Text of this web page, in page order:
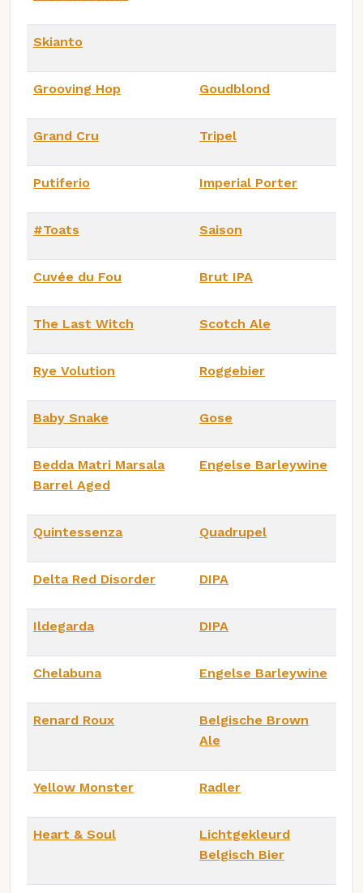
Skianto
Grooving Hop Goudblond
Grand Cru Tripel
Putiferio Imperial Porter
#Toats Saison
Cuvée du Fou Brut IPA
The Last Witch Scotch Ale
Rye Volution Roggebier
Baby Snake Gose
Bedda Matri Marsala
Barrel Aged
Engelse Barleywine
Quintessenza Quadrupel
Delta Red Disorder DIPA
Ildegarda DIPA
Chelabuna Engelse Barleywine
Renard Roux
Belgische Brown
Ale
Yellow Monster Radler
Heart & Soul
Lichtgekleurd
Belgisch Bier